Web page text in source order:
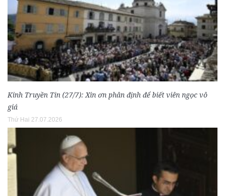
Kinh Truyền Tin (27/7): Xin ơn phân định để biết viên ngọc vô
giá
Thứ Hai 27.07.2026